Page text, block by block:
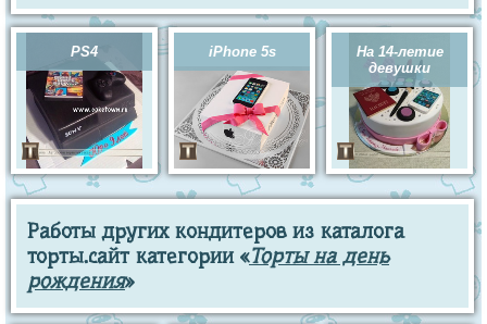
PS4 iPhone 5s
На 14-летие
девушки
Работы других кондитеров из каталога
торты.сайт категории «Торты на день
рождения»